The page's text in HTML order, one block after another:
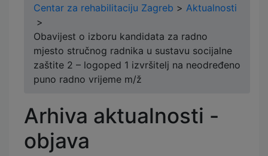
Centar za rehabilitaciju Zagreb > Aktualnosti
>
Obavijest o izboru kandidata za radno
mjesto stručnog radnika u sustavu socijalne
zaštite 2 – logoped 1 izvršitelj na neodređeno
puno radno vrijeme m/ž
Arhiva aktualnosti -
objava